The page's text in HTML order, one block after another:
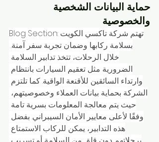
حماية البيانات الشخصية
والخصوصية
Blog Section:تهتم شركة تاكسي الكويت
بسلامة ركابها وضمان تجربة سفر آمنة.
خلال الرحلات، تتخذ تدابير السلامة
الضرورية مثل تعقيم السيارات بانتظام
وارتداء السائقين للأقنعة الواقية. كما تلتزم
الشركة بحماية بيانات العملاء وخصوصيتهم،
حيث يتم معالجة المعلومات بسرية تامة
وفقًا لأعلى معايير الأمان السيبراني. بفضل
هذه التدابير، يمكن للركاب الاستمتاع